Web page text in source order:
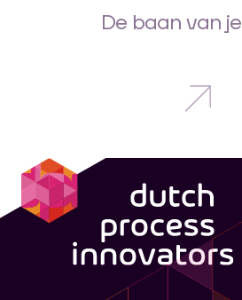
De baan van